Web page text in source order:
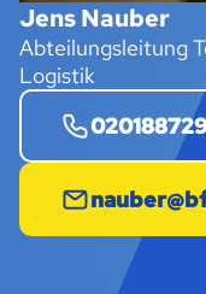
Jens Nauber
Abteilungsleitung
Logistik